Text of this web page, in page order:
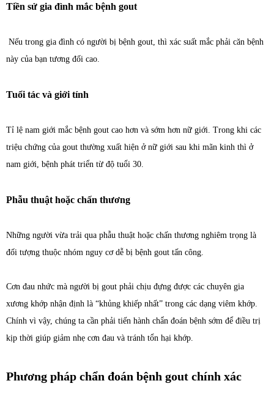
Tiền sử gia đình mắc bệnh gout
Nếu trong gia đình có người bị bệnh gout, thì xác suất mắc phải căn bệnh
này của bạn tương đối cao.
Tuổi tác và giới tính
Tỉ lệ nam giới mắc bệnh gout cao hơn và sớm hơn nữ giới. Trong khi các
triệu chứng của gout thường xuất hiện ở nữ giới sau khi mãn kinh thì ở
nam giới, bệnh phát triển từ độ tuổi 30.
Phẫu thuật hoặc chấn thương
Những người vừa trải qua phẫu thuật hoặc chấn thương nghiêm trọng là
đối tượng thuộc nhóm nguy cơ dễ bị bệnh gout tấn công.
Cơn đau nhức mà người bị gout phải chịu đựng được các chuyên gia
xương khớp nhận định là “khủng khiếp nhất” trong các dạng viêm khớp.
Chính vì vậy, chúng ta cần phải tiến hành chẩn đoán bệnh sớm để điều trị
kịp thời giúp giảm nhẹ cơn đau và tránh tổn hại khớp.
Phương pháp chẩn đoán bệnh gout chính xác